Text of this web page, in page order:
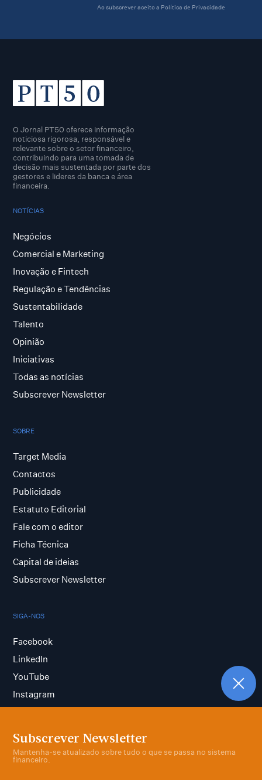
Subscrever Newsletter
Mantenha-se atualizado sobre tudo o que se passa no sistema
financeiro.
Ao subscrever aceito a Política de Privacidade
O Jornal PT50 oferece informação
noticiosa rigorosa, responsável e
relevante sobre o setor financeiro,
contribuindo para uma tomada de
decisão mais sustentada por parte dos
gestores e lideres da banca e área
financeira.
NOTÍCIAS
Negócios
Comercial e Marketing
Inovação e Fintech
Regulação e Tendências
Sustentabilidade
Talento
Opinião
Iniciativas
Todas as notícias
Subscrever Newsletter
SOBRE
Target Media
Contactos
Publicidade
Estatuto Editorial
Fale com o editor
Ficha Técnica
Capital de ideias
Subscrever Newsletter
SIGA-NOS
Facebook
LinkedIn
YouTube
Instagram
Termos e condições
Política de privacidade